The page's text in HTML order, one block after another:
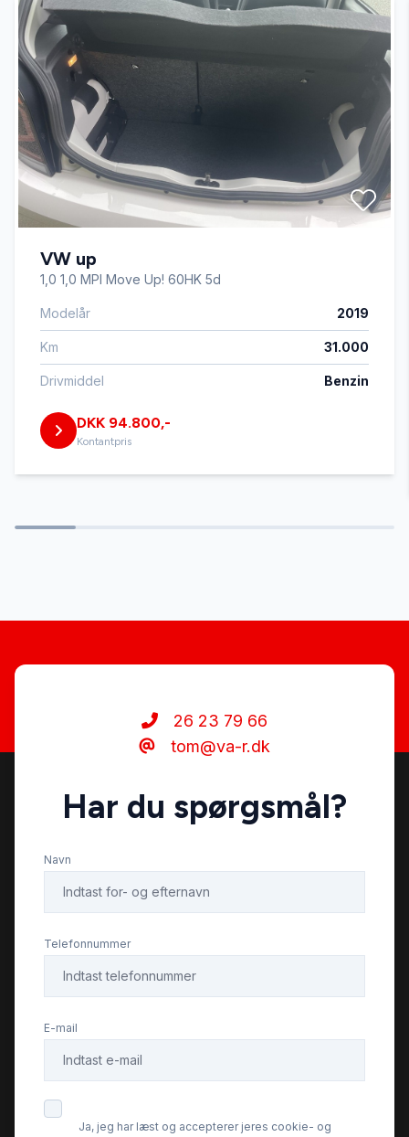
fjernbetjent centrallås
håndfri til mobil
keyless go
navigation
nøglefri adgang
parkeringssensor (bag)
SD-kortlæser
sædevarme
VW up
1,0 1,0 MPI Move Up! 60HK 5d
Modelår 2019
Km 31.000
Drivmiddel Benzin
DKK 94.800,-
Kontantpris
26 23 79 66
tom@va-r.dk
Har du spørgsmål?
Navn
Telefonnummer
E-mail
Ja, jeg har læst og accepterer jeres cookie- og